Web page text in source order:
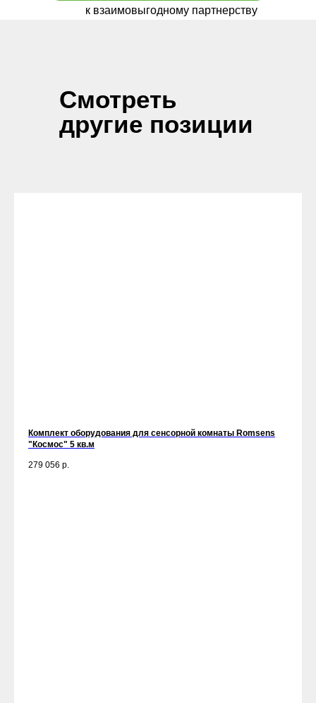
к взаимовыгодному партнерству
Смотреть
другие позиции
Комплект оборудования для сенсорной комнаты Romsens
"Космос" 5 кв.м
279 056 р.